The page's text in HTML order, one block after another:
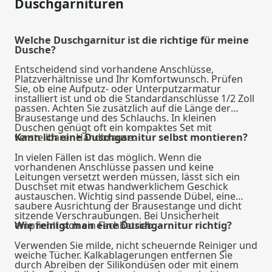
Duschgarnituren
Welche Duschgarnitur ist die richtige für meine
Dusche?
Entscheidend sind vorhandene Anschlüsse,
Platzverhältnisse und Ihr Komfortwunsch. Prüfen
Sie, ob eine Aufputz- oder Unterputzarmatur
installiert ist und ob die Standardanschlüsse 1/2 Zoll
passen. Achten Sie zusätzlich auf die Länge der
Brausestange und des Schlauchs. In kleinen
Duschen genügt oft ein kompaktes Set mit
verstellbarer Handbrause.
Kann ich eine Duschgarnitur selbst montieren?
In vielen Fällen ist das möglich. Wenn die
vorhandenen Anschlüsse passen und keine
Leitungen versetzt werden müssen, lässt sich ein
Duschset mit etwas handwerklichem Geschick
austauschen. Wichtig sind passende Dübel, eine
saubere Ausrichtung der Brausestange und dicht
sitzende Verschraubungen. Bei Unsicherheit
empfiehlt sich ein Fachbetrieb.
Wie reinigt man eine Duschgarnitur richtig?
Verwenden Sie milde, nicht scheuernde Reiniger und
weiche Tücher. Kalkablagerungen entfernen Sie
durch Abreiben der Silikondüsen oder mit einem